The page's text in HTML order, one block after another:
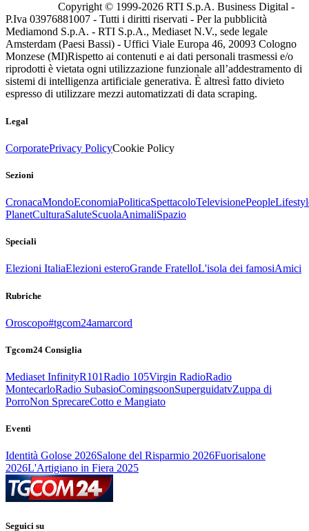
Copyright © 1999-2026 RTI S.p.A. Business Digital -
P.Iva 03976881007 - Tutti i diritti riservati - Per la pubblicità
Mediamond S.p.A. - RTI S.p.A., Mediaset N.V., sede legale
Amsterdam (Paesi Bassi) - Uffici Viale Europa 46, 20093 Cologno
Monzese (MI)Rispetto ai contenuti e ai dati personali trasmessi e/o
riprodotti è vietata ogni utilizzazione funzionale all’addestramento di
sistemi di intelligenza artificiale generativa. È altresì fatto divieto
espresso di utilizzare mezzi automatizzati di data scraping.
Legal
CorporatePrivacy PolicyCookie Policy
Sezioni
CronacaMondoEconomiaPoliticaSpettacoloTelevisionePeople
PlanetCulturaSaluteScuolaAnimaliSpazio
Speciali
Elezioni ItaliaElezioni esteroGrande FratelloL'isola dei famosiAmici
Rubriche
Oroscopo#tgcom24amarcord
Tgcom24 Consiglia
Mediaset InfinityR101Radio 105Virgin RadioRadio
MontecarloRadio SubasioComingsoonSuperguidatvZuppa di
PorroNon SprecareCotto e Mangiato
Eventi
Identità Golose 2026Salone del Risparmio 2026Fuorisalone
2026L'Artigiano in Fiera 2025
Seguici su